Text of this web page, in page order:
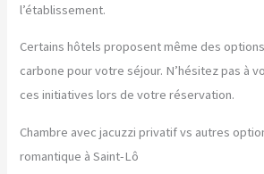
l’établissement.
Certains hôtels proposent même des
carbone pour votre séjour. N’hésitez pas à
ces initiatives lors de votre réservation.
Chambre avec jacuzzi privatif vs autres
romantique à Saint-Lô